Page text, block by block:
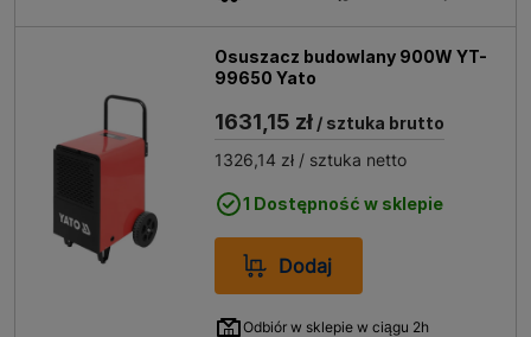
Osuszacz budowlany 900W YT-
99650 Yato
1631,15 zł / sztuka brutto
1326,14 zł / sztuka netto
1 Dostępność w sklepie
Dodaj
Odbiór w sklepie w ciągu 2h